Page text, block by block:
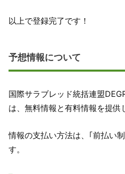
以上で登録完了です！
予想情報について
国際サラブレッド統括連盟
は、無料情報と有料情報を提供
情報の支払い方法は、｢前払い
す。